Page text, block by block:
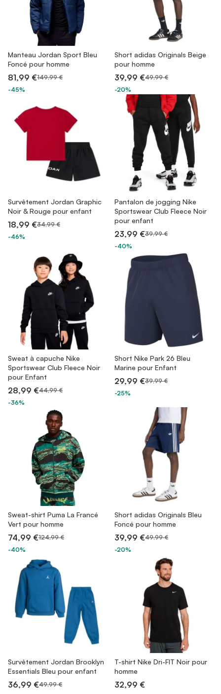
Manteau Jordan Sport Bleu
Foncé pour homme
81,99 €149,99 €
-45%
Short adidas Originals Beige
pour homme
39,99 €49,99 €
-20%
Survêtement Jordan Graphic
Noir & Rouge pour enfant
18,99 €34,99 €
-46%
Pantalon de jogging Nike
Sportswear Club Fleece Noir
pour enfant
23,99 €39,99 €
-40%
Sweat à capuche Nike
Sportswear Club Fleece Noir
pour Enfant
28,99 €44,99 €
-36%
Short Nike Park 26 Bleu
Marine pour Enfant
29,99 €39,99 €
-25%
Sweat-shirt Puma La Francé
Vert pour homme
74,99 €124,99 €
-40%
Short adidas Originals Bleu
Foncé pour homme
39,99 €49,99 €
-20%
Survêtement Jordan Brooklyn
Essentials Bleu pour enfant
36,99 €49,99 €
T-shirt Nike Dri-FIT Noir pour
homme
32,99 €